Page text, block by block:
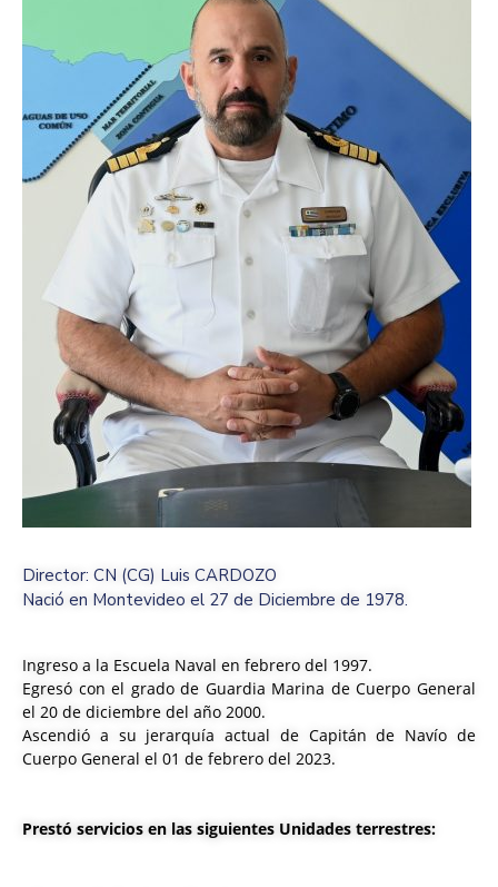
Director: CN (CG) Luis CARDOZO
Nació en Montevideo el 27 de Diciembre de 1978.
Ingreso a la Escuela Naval en febrero del 1997.
Egresó con el grado de Guardia Marina de Cuerpo General
el 20 de diciembre del año 2000.
Ascendió a su jerarquía actual de Capitán de Navío de
Cuerpo General el 01 de febrero del 2023.
Prestó servicios en las siguientes Unidades terrestres: